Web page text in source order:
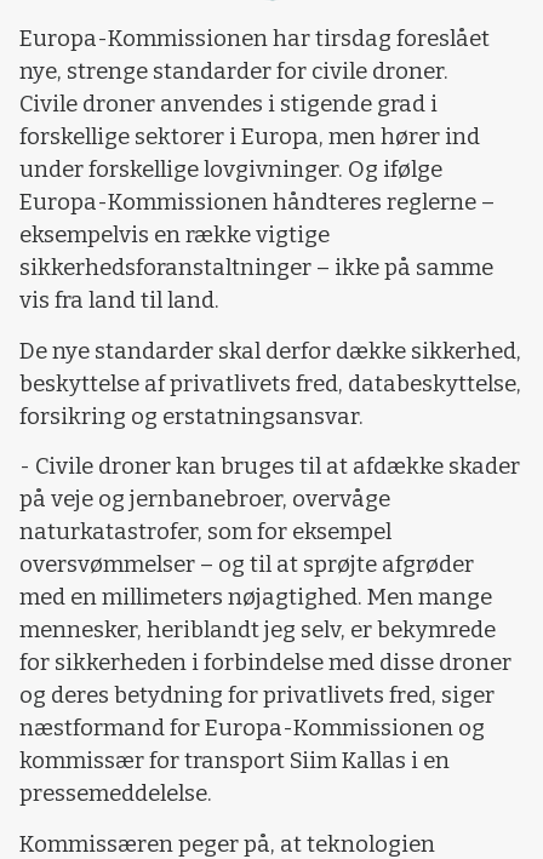
Europa-Kommissionen har tirsdag foreslået
nye, strenge standarder for civile droner.
Civile droner anvendes i stigende grad i
forskellige sektorer i Europa, men hører ind
under forskellige lovgivninger. Og ifølge
Europa-Kommissionen håndteres reglerne –
eksempelvis en række vigtige
sikkerhedsforanstaltninger – ikke på samme
vis fra land til land.
De nye standarder skal derfor dække sikkerhed,
beskyttelse af privatlivets fred, databeskyttelse,
forsikring og erstatningsansvar.
- Civile droner kan bruges til at afdække skader
på veje og jernbanebroer, overvåge
naturkatastrofer, som for eksempel
oversvømmelser – og til at sprøjte afgrøder
med en millimeters nøjagtighed. Men mange
mennesker, heriblandt jeg selv, er bekymrede
for sikkerheden i forbindelse med disse droner
og deres betydning for privatlivets fred, siger
næstformand for Europa-Kommissionen og
kommissær for transport Siim Kallas i en
pressemeddelelse.
Kommissæren peger på, at teknologien